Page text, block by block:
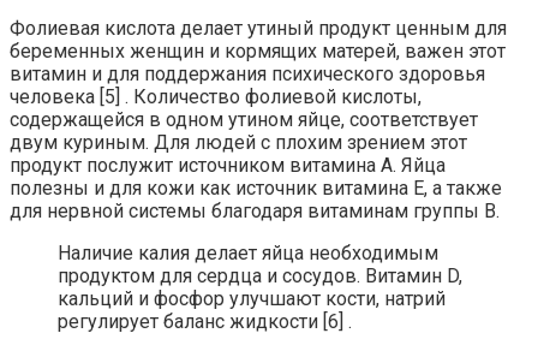
Фолиевая кислота делает утиный продукт ценным для
беременных женщин и кормящих матерей, важен этот
витамин и для поддержания психического здоровья
человека [5] . Количество фолиевой кислоты,
содержащейся в одном утином яйце, соответствует
двум куриным. Для людей с плохим зрением этот
продукт послужит источником витамина А. Яйца
полезны и для кожи как источник витамина Е, а также
для нервной системы благодаря витаминам группы В.
Наличие калия делает яйца необходимым
продуктом для сердца и сосудов. Витамин D,
кальций и фосфор улучшают кости, натрий
регулирует баланс жидкости [6] .